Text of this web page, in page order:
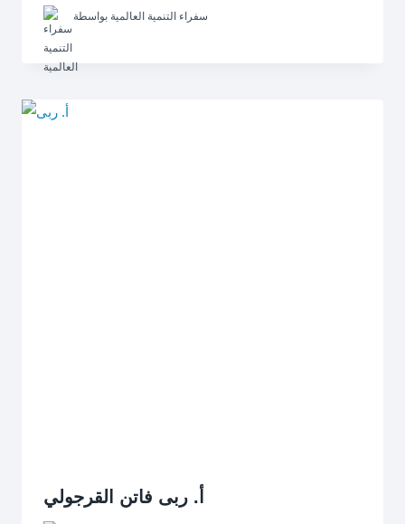
بواسطة سفراء التنمية العالمية
أ. ربى فاتن القرجولي